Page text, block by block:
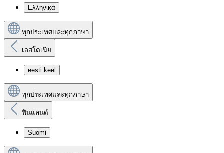
Ελληνικά
ทุกประเทศและทุกภาษา
เอสโตเนีย
eesti keel
ทุกประเทศและทุกภาษา
ฟินแลนด์
Suomi